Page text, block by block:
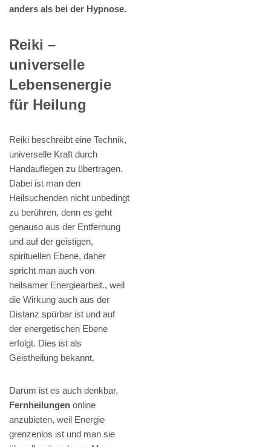
anders als bei der Hypnose.
Reiki –
universelle
Lebensenergie
für Heilung
Reiki beschreibt eine Technik,
universelle Kraft durch
Handauflegen zu übertragen.
Dabei ist man den
Heilsuchenden nicht unbedingt
zu berühren, denn es geht
genauso aus der Entfernung
und auf der geistigen,
spirituellen Ebene, daher
spricht man auch von
heilsamer Energiearbeit., weil
die Wirkung auch aus der
Distanz spürbar ist und auf
der energetischen Ebene
erfolgt. Dies ist als
Geistheilung bekannt.
Darum ist es auch denkbar,
Fernheilungen online
anzubieten, weil Energie
grenzenlos ist und man sie